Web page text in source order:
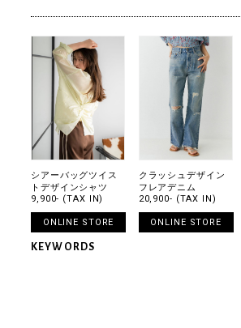
シアーバッグツイス
トデザインシャツ
9,900- (TAX IN)
ONLINE STORE
クラッシュデザイン
フレアデニム
20,900- (TAX IN)
ONLINE STORE
KEYWORDS